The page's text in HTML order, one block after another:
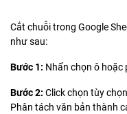
Cắt chuỗi trong Google
như sau:
Bước 1: Nhấn chọn ô hoặc
Bước 2: Click chọn tùy
Phân tách văn bản thành